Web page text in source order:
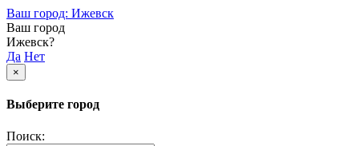
Ваш город: Ижевск
Ваш город
Ижевск?
Да Нет
×
Выберите город
Поиск: